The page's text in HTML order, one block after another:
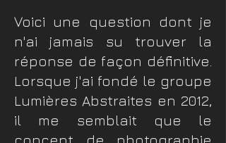
Voici une question dont je
n'ai jamais su trouver la
réponse de façon définitive.
Lorsque j'ai fondé le groupe
Lumières Abstraites en 2012,
il me semblait que le